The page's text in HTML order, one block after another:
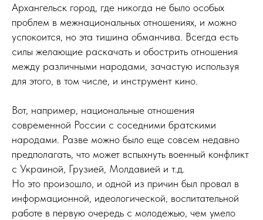
Архангельск город, где никогда не было особых
проблем в межнациональных отношениях, и можно
успокоится, но эта тишина обманчива. Всегда есть
силы желающие раскачать и обострить отношения
между различными народами, зачастую используя
для этого, в том числе, и инструмент кино.
Вот, например, национальные отношения
современной России с соседними братскими
народами. Разве можно было еще совсем недавно
предполагать, что может вспыхнуть военный конфликт
с Украиной, Грузией, Молдавией и т.д.
Но это произошло, и одной из причин был провал в
информационной, идеологической, воспитательной
работе в первую очередь с молодежью, чем умело